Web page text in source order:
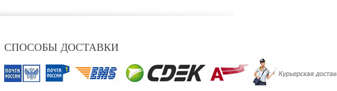
СПОСОБЫ ДОСТАВКИ